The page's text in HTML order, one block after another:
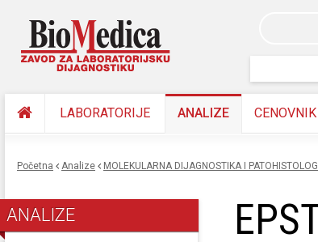
LABORATORIJE ANALIZE CENOVNIK
Početna Analize MOLEKULARNA DIJAGNOSTIKA I
ANALIZE